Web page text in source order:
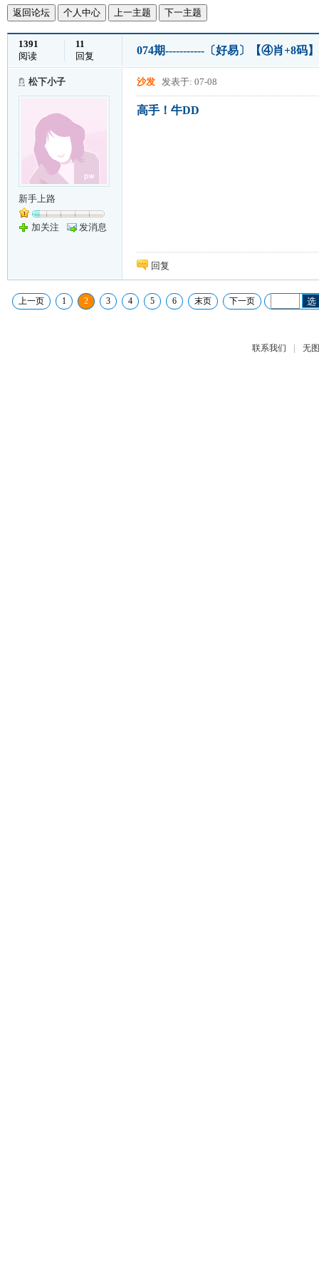
返回论坛 个人中心 上一主题 下一主题
1391
阅读
11
回复
074期-----------〔好易〕【④肖+8码
松下小子
新手上路
加关注 发消息
沙发 发表于: 07-08
高手！牛DD
回复
上一页 1 2 3 4 5 6 末页 下一页 选
联系我们 | 无